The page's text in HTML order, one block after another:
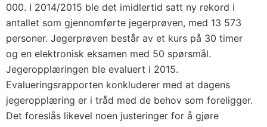
000. I 2014/2015 ble det imidlertid satt ny rekord i
antallet som gjennomførte jegerprøven, med 13 573
personer. Jegerprøven består av et kurs på 30 timer
og en elektronisk eksamen med 50 spørsmål.
Jegeropplæringen ble evaluert i 2015.
Evalueringsrapporten konkluderer med at dagens
jegeropplæring er i tråd med de behov som foreligger.
Det foreslås likevel noen justeringer for å gjøre